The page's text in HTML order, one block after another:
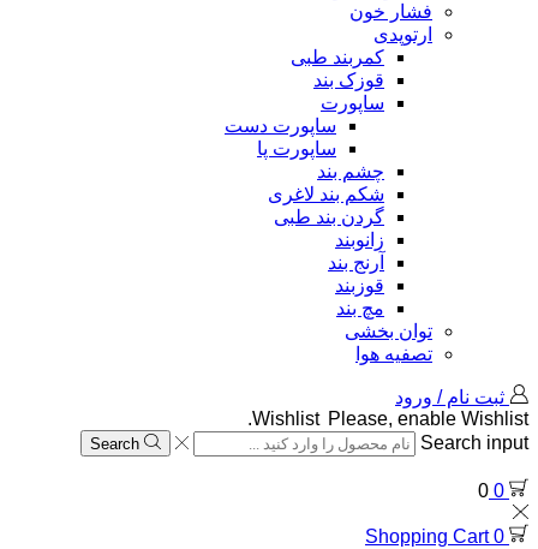
فشار خون
ارتوپدی
کمربند طبی
قوزک بند
ساپورت
ساپورت دست
ساپورت پا
چشم بند
شکم بند لاغری
گردن بند طبی
زانوبند
آرنج بند
قوزبند
مچ بند
توان بخشی
تصفیه هوا
ثبت نام / ورود
Wishlist Please, enable Wishlist.
Search input
Search
0
0
0
Shopping Cart